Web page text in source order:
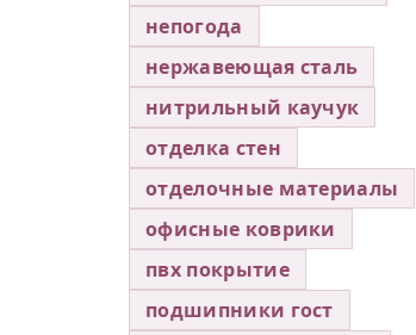
непогода
нержавеющая сталь
нитрильный каучук
отделка стен
отделочные материалы
офисные коврики
пвх покрытие
подшипники гост